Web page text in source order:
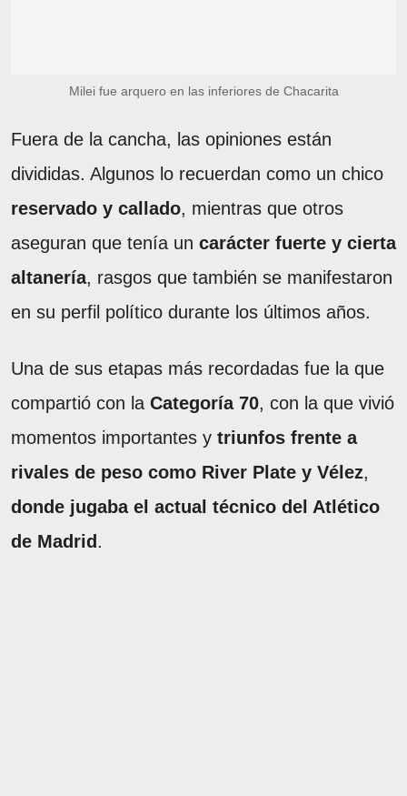
Milei fue arquero en las inferiores de Chacarita
Fuera de la cancha, las opiniones están
divididas. Algunos lo recuerdan como un chico
reservado y callado, mientras que otros
aseguran que tenía un carácter fuerte y cierta
altanería, rasgos que también se manifestaron
en su perfil político durante los últimos años.
Una de sus etapas más recordadas fue la que
compartió con la Categoría 70, con la que vivió
momentos importantes y triunfos frente a
rivales de peso como River Plate y Vélez,
donde jugaba el actual técnico del Atlético
de Madrid .